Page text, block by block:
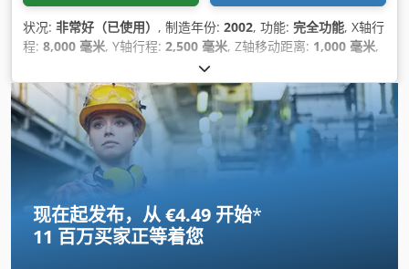
状况: 非常好（已使用） , 制造年份: 2002, 功能: 完全功能, X轴行
程: 8,000 毫米, Y轴行程: 2,500 毫米, Z轴移动距离: 1,000 毫米,
, Y轴进给速度:
度:10 米/分钟, 工件重量（最大）:20,000 千克,
现在起发布，从 €4.49 开始*
11 百万买家正等着您